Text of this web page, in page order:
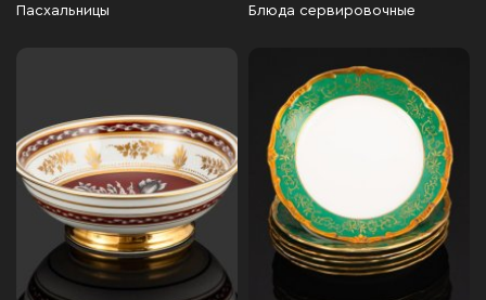
Пасхальницы Блюда сервировочные